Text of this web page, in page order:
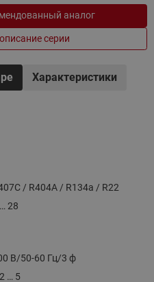
аналог
серии
Характеристики
/ R404A / R134a / R22
28
В/50-60 Гц/3 ф
… 5